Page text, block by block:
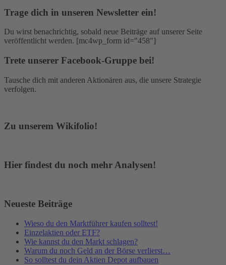
Trage dich in unseren Newsletter ein!
Du wirst benachrichtig, sobald neue Beiträge auf unserer Seite
veröffentlicht werden. [mc4wp_form id="458"]
Trete unserer Facebook-Gruppe bei!
Tausche dich mit anderen Aktionären aus, die unsere Strategie
verfolgen.
Zu unserem Wikifolio!
Hier findest du noch mehr Analysen!
Neueste Beiträge
Wieso du den Marktführer kaufen solltest!
Einzelaktien oder ETF?
Wie kannst du den Markt schlagen?
Warum du noch Geld an der Börse verlierst…
So solltest du dein Aktien Depot aufbauen